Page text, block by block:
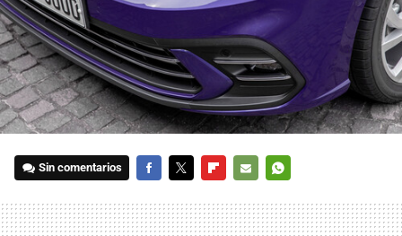
Sin comentarios
MAIL